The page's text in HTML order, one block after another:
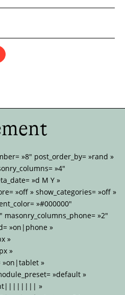
»8″ post_order_by= »rand »
»4″
»d M Y »
»off » show_categories= »off »
»#000000″
masonry_columns_phone= »2″
»on|phone »
»
»
»on|tablet »
»default »
»